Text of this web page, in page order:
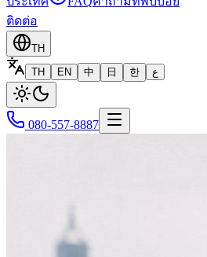
ติดต่อ
TH
TH
EN 中 日 한 ع
080-557-8887